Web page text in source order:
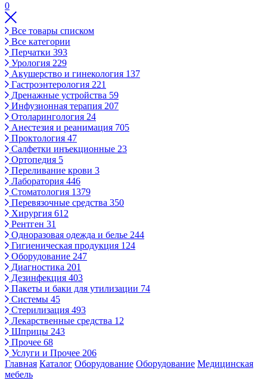
0
Все товары списком
Все категории
Перчатки 393
Урология 229
Акушерство и гинекология 137
Гастроэнтерология 221
Дренажные устройства 59
Инфузионная терапия 207
Отоларингология 24
Анестезия и реанимация 705
Проктология 47
Салфетки инъекционные 23
Ортопедия 5
Переливание крови 3
Лаборатория 446
Стоматология 1379
Перевязочные средства 350
Хирургия 612
Рентген 31
Одноразовая одежда и белье 244
Гигиеническая продукция 124
Оборудование 247
Диагностика 201
Дезинфекция 403
Пакеты и баки для утилизации 74
Системы 45
Стерилизация 493
Лекарственные средства 12
Шприцы 243
Прочее 68
Услуги и Прочее 206
Главная Каталог Оборудование Оборудование Медицинская
мебель